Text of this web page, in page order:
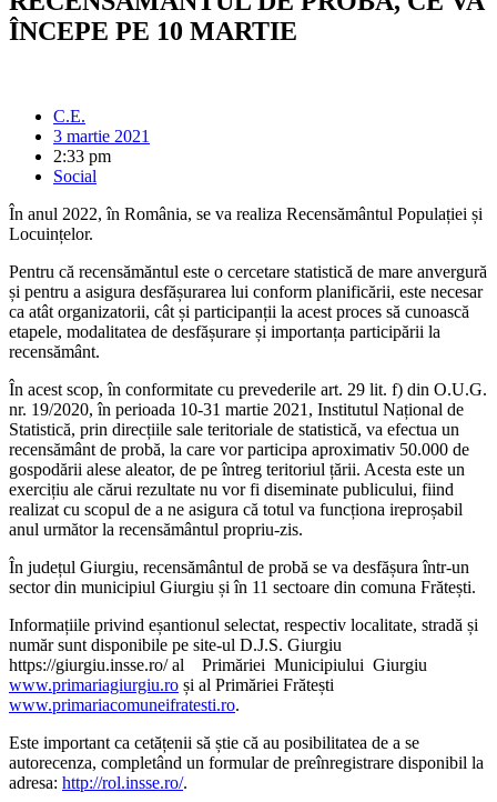
ÎNCEPE PE 10 MARTIE
C.E.
3 martie 2021
2:33 pm
Social
În anul 2022, în România, se va realiza Recensământul Populației și
Locuințelor.
Pentru că recensămăntul este o cercetare statistică de mare anvergură
și pentru a asigura desfășurarea lui conform planificării, este necesar
ca atât organizatorii, cât și participanții la acest proces să cunoască
etapele, modalitatea de desfășurare și importanța participării la
recensământ.
În acest scop, în conformitate cu prevederile art. 29 lit. f) din O.U.G.
nr. 19/2020, în perioada 10-31 martie 2021, Institutul Național de
Statistică, prin direcțiile sale teritoriale de statistică, va efectua un
recensământ de probă, la care vor participa aproximativ 50.000 de
gospodării alese aleator, de pe întreg teritoriul țării. Acesta este un
exercițiu ale cărui rezultate nu vor fi diseminate publicului, fiind
realizat cu scopul de a ne asigura că totul va funcționa ireproșabil
anul următor la recensământul propriu-zis.
În județul Giurgiu, recensământul de probă se va desfășura într-un
sector din municipiul Giurgiu și în 11 sectoare din comuna Frătești.
Informațiile privind eșantionul selectat, respectiv localitate, stradă și
număr sunt disponibile pe site-ul D.J.S. Giurgiu
https://giurgiu.insse.ro/ al Primăriei Municipiului Giurgiu
www.primariagiurgiu.ro și al Primăriei Frătești
www.primariacomuneifratesti.ro.
Este important ca cetățenii să știe că au posibilitatea de a se
autorecenza, completând un formular de preînregistrare disponibil la
adresa: http://rol.insse.ro/.